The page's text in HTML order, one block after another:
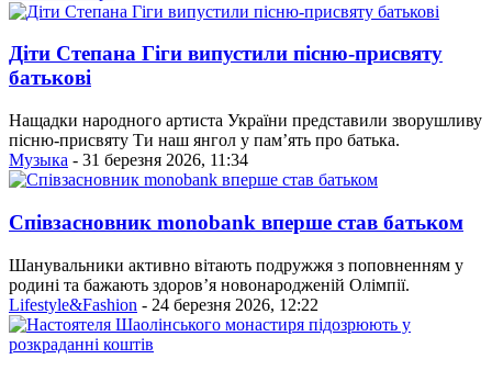
Діти Степана Гіги випустили пісню-присвяту
батькові
Нащадки народного артиста України представили зворушливу
пісню-присвяту Ти наш янгол у пам’ять про батька.
Музыка - 31 березня 2026, 11:34
Співзасновник monobank вперше став батьком
Шанувальники активно вітають подружжя з поповненням у
родині та бажають здоров’я новонародженій Олімпії.
Lifestyle&Fashion - 24 березня 2026, 12:22